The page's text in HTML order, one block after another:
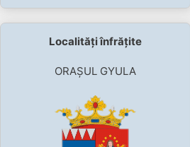
Localități înfrățite
ORAȘUL GYULA